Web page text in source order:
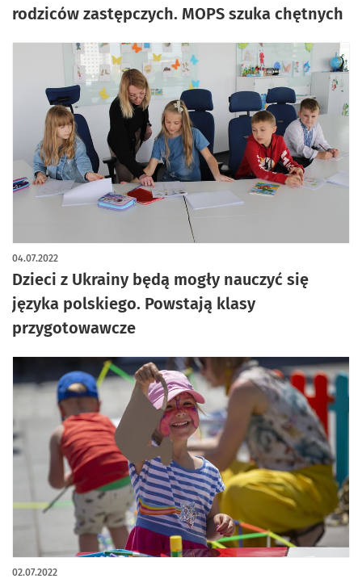
rodziców zastępczych. MOPS szuka chętnych
Dzieci z Ukrainy będą mogły nauczyć się
języka polskiego. Powstają klasy
przygotowawcze
04.07.2022
02.07.2022